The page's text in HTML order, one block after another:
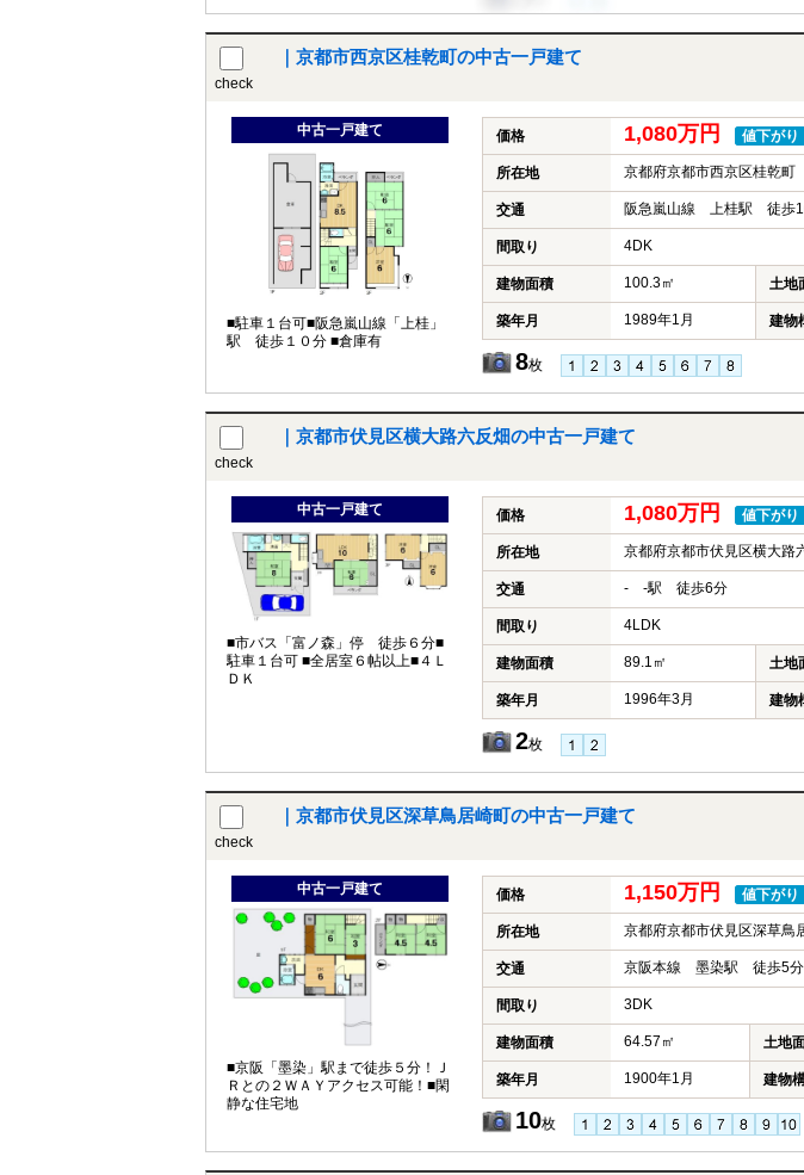
check
｜京都市西京区桂乾町の中古一戸建て
中古一戸建て
■駐車１台可■阪急嵐山線「上桂」
駅 徒歩１０分 ■倉庫有
価格 1,080万円 値下がり
所在地 京都府京都市西京区桂乾町
交通 阪急嵐山線 上桂駅 徒歩
間取り 4DK
建物面積 100.3㎡ 土地
築年月 1989年1月 建物
8枚
check
｜京都市伏見区横大路六反畑の中古一戸建て
中古一戸建て
■市バス「富ノ森」停 徒歩６分■
駐車１台可 ■全居室６帖以上■４Ｌ
ＤＫ
価格 1,080万円 値下がり
所在地 京都府京都市伏見区横大路
交通 - -駅 徒歩6分
間取り 4LDK
建物面積 89.1㎡ 土地
築年月 1996年3月 建物
2枚
check
｜京都市伏見区深草鳥居崎町の中古一戸建て
中古一戸建て
■京阪「墨染」駅まで徒歩５分！Ｊ
Ｒとの２ＷＡＹアクセス可能！■閑
静な住宅地
価格 1,150万円 値下がり
所在地 京都府京都市伏見区深草鳥
交通 京阪本線 墨染駅 徒歩5分
間取り 3DK
建物面積 64.57㎡ 土地
築年月 1900年1月 建物
10枚